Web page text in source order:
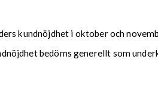
kundnöjdhet i oktober och
bedöms generellt som